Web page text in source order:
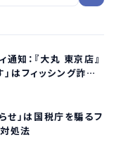
通知：『大丸 東京店』
はフィッシング詐欺
せ」は国税庁を騙るフ
処法